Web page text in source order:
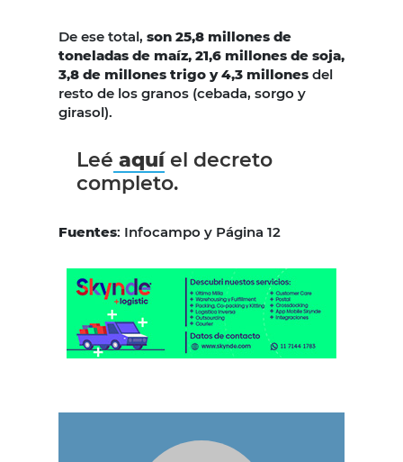
De ese total, son 25,8 millones de
toneladas de maíz, 21,6 millones de soja,
3,8 de millones trigo y 4,3 millones del
resto de los granos (cebada, sorgo y
girasol).
Leé aquíel decreto
completo.
Fuentes: Infocampo y Página 12